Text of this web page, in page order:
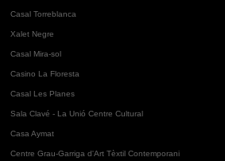
Casal Torreblanca
Xalet Negre
Casal Mira-sol
Casino La Floresta
Casal Les Planes
Sala Clavé - La Unió Centre Cultural
Casa Aymat
Centre Grau-Garriga d'Art Tèxtil Contemporani